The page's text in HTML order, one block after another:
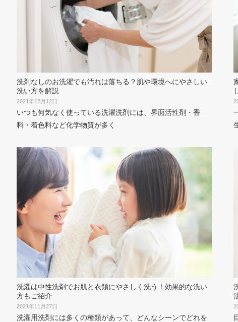
洗剤なしのお洗濯でも汚れは落ちる？肌や環境へにやさしい
洗い方を解説
2021年12月12日
いつも何気なく使っている洗濯洗剤には、界面活性剤・香
料・着色料など化学物質が多く
洗濯は中性洗剤でお肌と衣類にやさしく洗う！効果的な洗い
方もご紹介
2021年11月27日
洗濯用洗剤には多くの種類があって、どんなシーンでどれを